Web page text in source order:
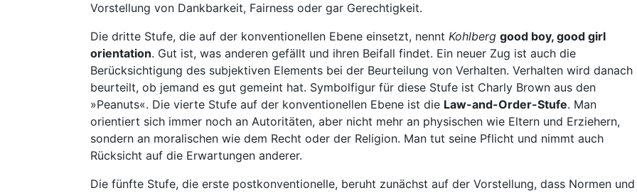
Vorstellung von Dankbarkeit, Fairness oder gar Gerechtigkeit.
Die dritte Stufe, die auf der konventionellen Ebene einsetzt, nennt Kohlberg good boy, good girl
orientation. Gut ist, was anderen gefällt und ihren Beifall findet. Ein neuer Zug ist auch die
Berücksichtigung des subjektiven Elements bei der Beurteilung von Verhalten. Verhalten wird danach
beurteilt, ob jemand es gut gemeint hat. Symbolfigur für diese Stufe ist Charly Brown aus den
»Peanuts«. Die vierte Stufe auf der konventionellen Ebene ist die Law-and-Order-Stufe. Man
orientiert sich immer noch an Autoritäten, aber nicht mehr an physischen wie Eltern und Erziehern,
sondern an moralischen wie dem Recht oder der Religion. Man tut seine Pflicht und nimmt auch
Rücksicht auf die Erwartungen anderer.
Die fünfte Stufe, die erste postkonventionelle, beruht zunächst auf der Vorstellung, dass Normen und